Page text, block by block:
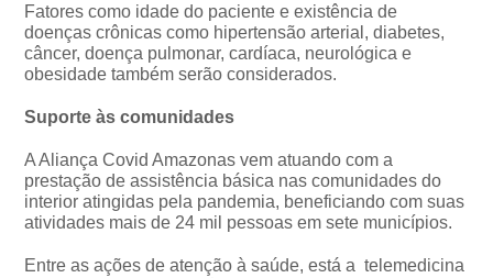
Fatores como idade do paciente e existência de
doenças crônicas como hipertensão arterial, diabetes,
câncer, doença pulmonar, cardíaca, neurológica e
obesidade também serão considerados.
Suporte às comunidades
A Aliança Covid Amazonas vem atuando com a
prestação de assistência básica nas comunidades do
interior atingidas pela pandemia, beneficiando com suas
atividades mais de 24 mil pessoas em sete municípios.
Entre as ações de atenção à saúde, está a telemedicina